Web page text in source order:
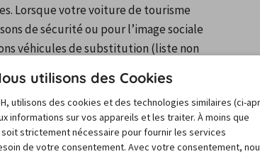
Lorsque votre voiture de tourisme
de sécurité ou pour l’image sociale
véhicules de substitution (liste non
utilisons des Cookies
utilisons des cookies et des technologies similaires (ci-
informations sur vos appareils et les traiter. À moins que
strictement nécessaire pour fournir les services
de votre consentement. Avec votre consentement,